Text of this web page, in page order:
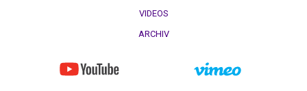
VIDEOS
ARCHIV